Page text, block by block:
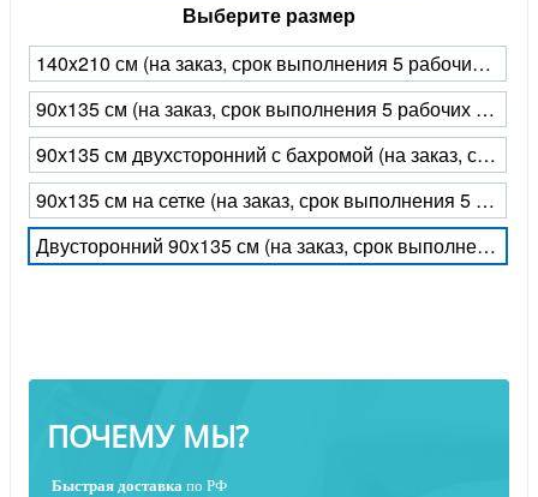
Выберите размер
140x210 см (на заказ, срок выполнения 5 рабочих дней)
90x135 см (на заказ, срок выполнения 5 рабочих дней)
90х135 см двухсторонний с бахромой (на заказ, срок выполнения 5 рабочих дней)
90х135 см на сетке (на заказ, срок выполнения 5 рабочих дней)
Двусторонний 90x135 см (на заказ, срок выполнения 5 рабочих дней)
ПОЧЕМУ МЫ?
Быстрая доставка по РФ